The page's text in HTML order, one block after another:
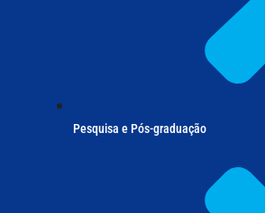
Pesquisa e Pós-graduação